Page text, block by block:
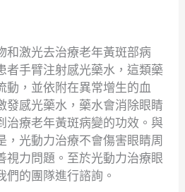
和激光去治療老年黃斑部病
者手臂注射感光藥水，這類藥
動，並依附在異常增生的血
發感光藥水，藥水會消除眼睛
治療老年黃斑病變的功效。與
，光動力治療不會傷害眼睛周
視力問題。至於光動力治療眼
們的團隊進行諮詢。